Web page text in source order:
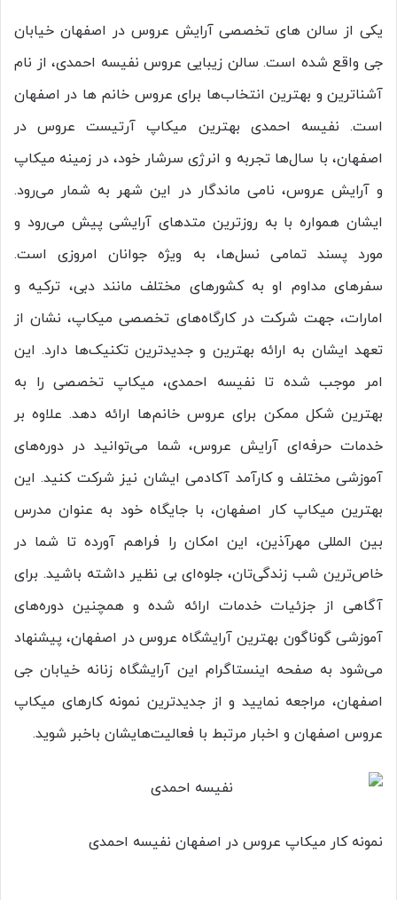
یکی از سالن های تخصصی آرایش عروس در اصفهان خیابان
جی واقع شده است. سالن زیبایی عروس نفیسه احمدی، از نام‌
آشناترین و بهترین انتخاب‌ها برای عروس خانم ها در اصفهان
است. نفیسه احمدی بهترین میکاپ آرتیست عروس در
اصفهان، با سال‌ها تجربه و انرژی سرشار خود، در زمینه میکاپ
و آرایش عروس، نامی ماندگار در این شهر به شمار می‌رود.
ایشان همواره با به ‌روزترین متدهای آرایشی پیش می‌رود و
مورد پسند تمامی نسل‌ها، به ویژه جوانان امروزی است.
سفرهای مداوم او به کشورهای مختلف مانند دبی، ترکیه و
امارات، جهت شرکت در کارگاه‌های تخصصی میکاپ، نشان از
تعهد ایشان به ارائه بهترین و جدیدترین تکنیک‌ها دارد. این
امر موجب شده تا نفیسه احمدی، میکاپ تخصصی را به
بهترین شکل ممکن برای عروس خانم‌ها ارائه دهد. علاوه بر
خدمات حرفه‌ای آرایش عروس، شما می‌توانید در دوره‌های
آموزشی مختلف و کارآمد آکادمی ایشان نیز شرکت کنید. این
بهترین میکاپ کار اصفهان، با جایگاه خود به عنوان مدرس
بین‌ المللی مهرآذین، این امکان را فراهم آورده تا شما در
خاص‌ترین شب زندگی‌تان، جلوه‌ای بی‌ نظیر داشته باشید. برای
آگاهی از جزئیات خدمات ارائه شده و همچنین دوره‌های
آموزشی گوناگون بهترین آرایشگاه عروس در اصفهان، پیشنهاد
می‌شود به صفحه اینستاگرام این آرایشگاه زنانه خیابان جی
اصفهان، مراجعه نمایید و از جدیدترین نمونه کارهای میکاپ
عروس اصفهان و اخبار مرتبط با فعالیت‌هایشان باخبر شوید.
نمونه کار میکاپ عروس در اصفهان نفیسه احمدی